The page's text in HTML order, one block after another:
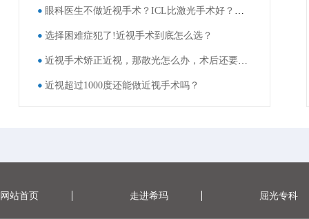
眼科医生不做近视手术？ICL比激光手术好？这些近视手术谣言，别再信了！
选择困难症犯了!近视手术到底怎么选？
近视手术矫正近视，那散光怎么办，术后还要戴眼镜吗？
近视超过1000度还能做近视手术吗？
网站首页 走进希玛 屈光专科